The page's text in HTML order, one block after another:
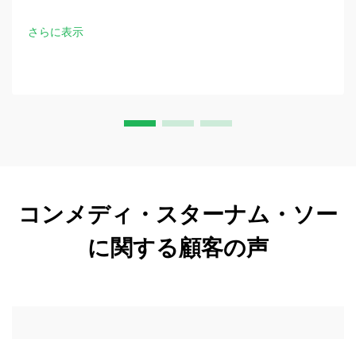
さらに表示
コンメディ・スターナム・ソー
に関する顧客の声